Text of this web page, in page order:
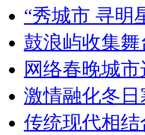
“秀城市 寻明
鼓浪屿收集
网络春晚城
激情融化冬
传统现代相